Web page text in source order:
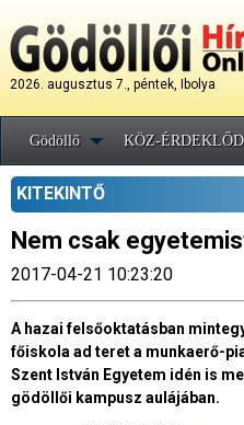
2026. augusztus 7., péntek, Ibolya
Gödöllő KÖZ-
KITEKINTŐ
Nem csak
2017-04-21 10:23:20
A hazai felsőoktatásban
főiskola ad teret a munkaerő-
Szent István Egyetem idén is
gödöllői kampusz aulájában.